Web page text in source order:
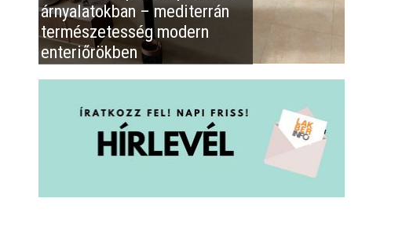
árnyalatokban – mediterrán
természetesség modern
enteriőrökben